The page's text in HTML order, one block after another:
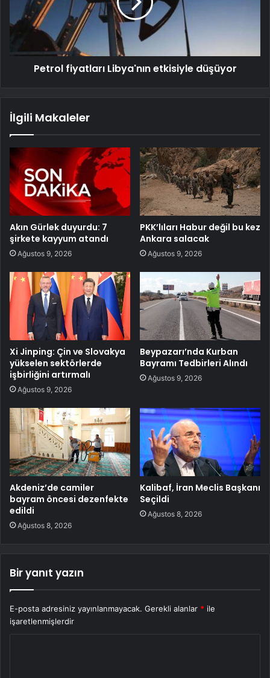
Petrol fiyatları Libya'nın etkisiyle düşüyor
İlgili Makaleler
Akın Gürlek duyurdu: 7
şirkete kayyum atandı
Ağustos 9, 2026
PKK’lıları Habur değil bu kez
Ankara salacak
Ağustos 9, 2026
Xi Jinping: Çin ve Slovakya
yükselen sektörlerde
işbirliğini artırmalı
Ağustos 9, 2026
Beypazarı’nda Kurban
Bayramı Tedbirleri Alındı
Ağustos 9, 2026
Akdeniz’de camiler
bayram öncesi dezenfekte
edildi
Ağustos 8, 2026
Kalibaf, İran Meclis Başkanı
Seçildi
Ağustos 8, 2026
Bir yanıt yazın
E-posta adresiniz yayınlanmayacak. Gerekli alanlar * ile
işaretlenmişlerdir